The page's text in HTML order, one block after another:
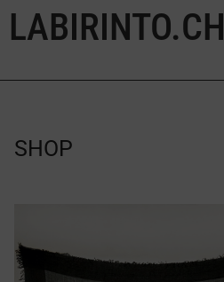
LABIRINTO.CH
SHOP